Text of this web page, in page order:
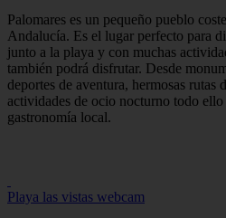
Palomares es un pequeño pueblo
Andalucía. Es el lugar perfecto para
junto a la playa y con muchas
también podrá disfrutar. Desde
deportes de aventura, hermosas rutas
actividades de ocio nocturno todo
gastronomía local.
Playa las vistas webcam